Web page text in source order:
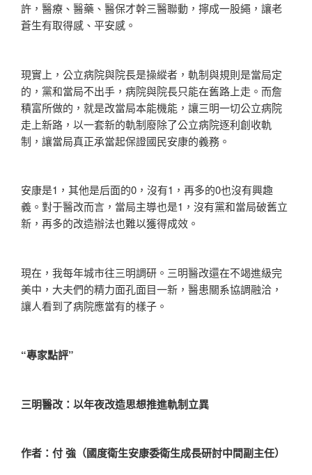
許，醫療、醫藥、醫保才幹三醫聯動，擰成一股繩，讓老
蒼生有取得感、平安感。
現實上，公立病院與院長是操縱者，軌制與規則是當局定
的，黨和當局不出手，病院與院長只能在舊路上走。而詹
積富所做的，就是改當局本能機能，讓三明一切公立病院
走上新路，以一套新的軌制廢除了公立病院逐利創收軌
制，讓當局真正承當起保證國民安康的義務。
安康是1，其他是后面的0，沒有1，再多的0也沒有興趣
義。對于醫改而言，當局主導也是1，沒有黨和當局破舊立
新，再多的改造辦法也難以獲得成效。
現在，我每年城市往三明調研。三明醫改還在不竭進級完
美中，大夫們的精力面孔面目一新，醫患關系協調融洽，
讓人看到了病院應當有的樣子。
“專家點評”
三明醫改：以年夜改造思想推進軌制立異
作者：付 強（國度衛生安康委衛生成長研討中間副主任）